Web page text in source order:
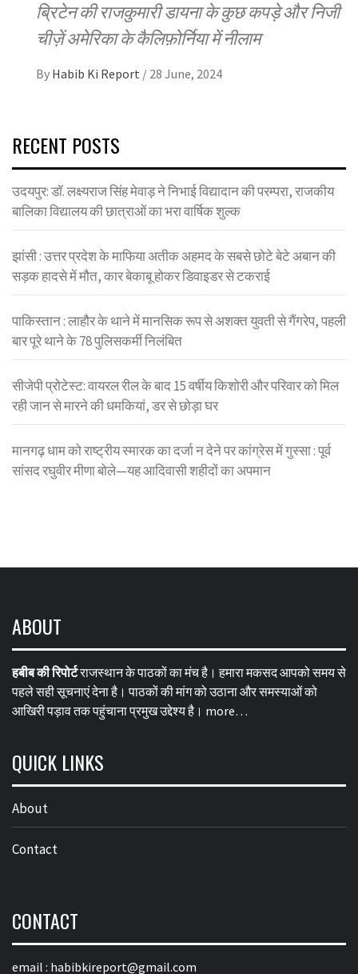
ब्रिटेन की राजकुमारी डायना के कुछ कपड़े और निजी
चीज़ें अमेरिका के कैलिफ़ोर्निया में नीलाम
By Habib Ki Report / 28 June, 2024
RECENT POSTS
उदयपुर: डॉ. लक्ष्यराज सिंह मेवाड़ ने निभाई विद्यादान की परम्परा, राजकीय
बालिका विद्यालय की छात्राओं का भरा वार्षिक शुल्क
झांसी : उत्तर प्रदेश के माफिया अतीक अहमद के सबसे छोटे बेटे अबान की
सड़क हादसे में मौत, कार बेकाबू होकर डिवाइडर से टकराई
पाकिस्तान : लाहौर के थाने में मानसिक रूप से अशक्त युवती से गैंगरेप, पहली
बार पूरे थाने के 78 पुलिसकर्मी निलंबित
सीजेपी प्रोटेस्ट: वायरल रील के बाद 15 वर्षीय किशोरी और परिवार को मिल
रही जान से मारने की धमकियां, डर से छोड़ा घर
मानगढ़ धाम को राष्ट्रीय स्मारक का दर्जा न देने पर कांग्रेस में गुस्सा : पूर्व
सांसद रघुवीर मीणा बोले—यह आदिवासी शहीदों का अपमान
ABOUT
हबीब की रिपोर्टराजस्थान के पाठकों का मंच है। हमारा मकसद आपको समय से
पहले सही सूचनाएं देना है। पाठकों की मांग को उठाना और समस्याओं को
आखिरी पड़ाव तक पहुंचाना प्रमुख उद्देश्य है। more…
QUICK LINKS
About
Contact
CONTACT
email : habibkireport@gmail.com